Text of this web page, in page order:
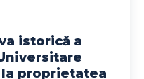
istorică a
proprietatea